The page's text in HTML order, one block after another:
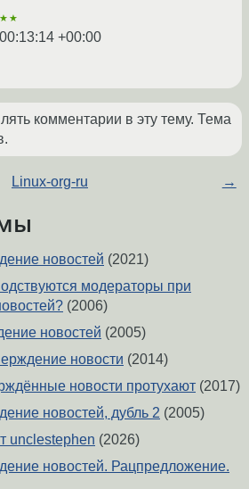
+00:00
комментарии в эту тему. Тема
Linux-org-ru →
новостей (2021)
модераторы при
(2006)
новостей (2005)
новости (2014)
новости протухают (2017)
новостей, дубль 2 (2005)
unclestephen (2026)
новостей. Рацпредложение.